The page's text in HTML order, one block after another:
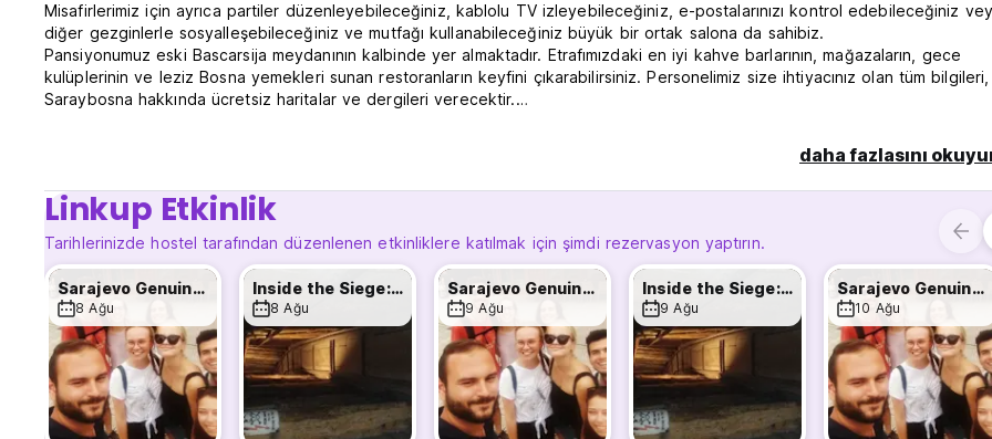
Misafirlerimiz için ayrıca partiler düzenleyebileceğiniz, kablolu TV izleyebileceğiniz, e-postalarınızı kontrol edebileceğiniz
diğer gezginlerle sosyalleşebileceğiniz ve mutfağı kullanabileceğiniz büyük bir ortak salona da sahibiz.
Pansiyonumuz eski Bascarsija meydanının kalbinde yer almaktadır. Etrafımızdaki en iyi kahve barlarının, mağazaların, gece
kulüplerinin ve leziz Bosna yemekleri sunan restoranların keyfini çıkarabilirsiniz. Personelimiz size ihtiyacınız olan tüm bilgileri,
Saraybosna hakkında ücretsiz haritalar ve dergileri verecektir.
-Ana otobüs terminali ve tren istasyonundan 1 numaralı tramvaya binin ve 8. durak olan “Başçarşı”dan inin ve sadece 5
tarafta resepsiyonumuzu göreceksiniz.
- Doğu Saraybosna'daki “Lukavica” otobüs terminalinden geliyorsanız 31e (Vijecnica-Dobrinja) numaralı halk otobüsüne
binebilirsiniz. Kalkıştan sonra düz yürümeye devam edin ve 150 metre sonra resepsiyonumuzu göreceksiniz.
Turist rehberi eşliğinde turlar ve geziler sunuyoruz!
-Ücretsiz yürüyüş turu
-Tam Saraybosna turu
-Savaş tüneli turu
- Saraybosna Kuşatması
-Olimpiyat turu
-Srebrenica'ya günlük gezi
-Neretva nehrinde rafting.
daha fazlasını
Linkup Etkinlik
Tarihlerinizde hostel tarafından düzenlenen etkinliklere katılmak için şimdi rezervasyon yaptırın.
Sarajevo Genuine Free Tour with a Local
8 Ağu
Inside the Siege: Sarajevo's Survival
8 Ağu
Sarajevo Genuine Free Tour with a Local
9 Ağu
Inside the Siege: Sarajevo's Survival
9 Ağu
Sarajevo Genuine Free Tour with a Local
10 Ağu